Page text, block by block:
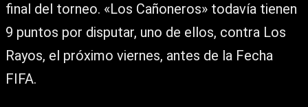
final del torneo. «Los Cañoneros» todavía tienen
9 puntos por disputar, uno de ellos, contra Los
Rayos, el próximo viernes, antes de la Fecha
FIFA.